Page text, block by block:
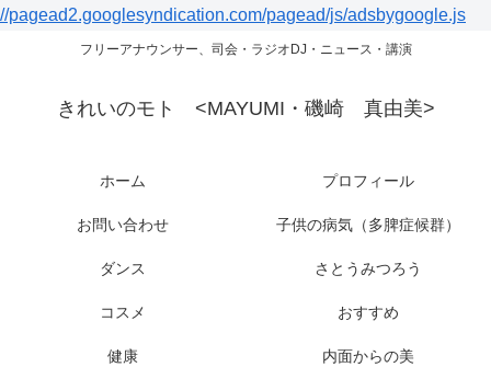
//pagead2.googlesyndication.com/pagead/js/adsbygoogle.js
フリーアナウンサー、司会・ラジオDJ・ニュース・講演
きれいのモト <MAYUMI・磯崎 真由美>
ホーム プロフィール
お問い合わせ 子供の病気（多脾症候群）
ダンス さとうみつろう
コスメ おすすめ
健康 内面からの美